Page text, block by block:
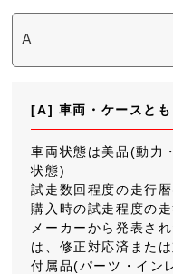
[A] 車両・ケースとも
車両状態は美品(動力
状態)
試走数回程度の走行
購入時の試走程度の
メーカーから発表さ
は、修正対応済また
付属品(パーツ・イン